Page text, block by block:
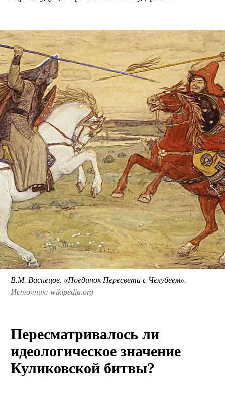
В.М. Васнецов. «Поединок Пересвета с Челубеем».
Источник: wikipedia.org
Пересматривалось ли
идеологическое значение
Куликовской битвы?